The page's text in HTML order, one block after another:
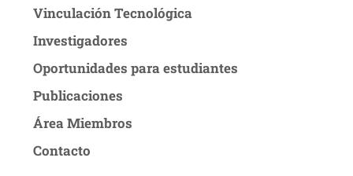
Vinculación Tecnológica
Investigadores
Oportunidades para estudiantes
Publicaciones
Área Miembros
Contacto